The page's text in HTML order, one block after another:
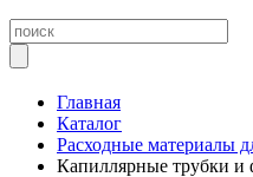
Главная
Каталог
Расходные материалы
Капиллярные трубки и